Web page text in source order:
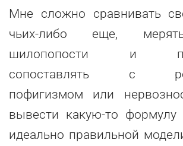
Мне сложно сравнивать
чьих-либо еще,
шилопопости и
сопоставлять с
пофигизмом или
вывести какую-то формулу
идеально правильной